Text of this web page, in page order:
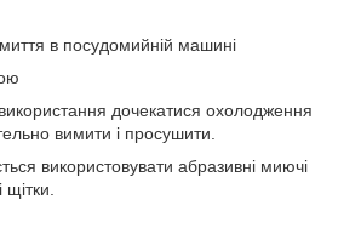
в посудомийній машині
дочекатися охолодження
вимити і просушити.
використовувати абразивні миючі